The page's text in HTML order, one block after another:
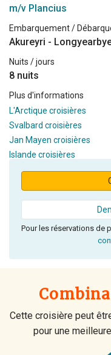
m/v Plancius
Embarquement /
Akureyri -
Nuits / jours
8 nuits
Plus d'informations
L'Arctique croisières
Svalbard croisières
Jan Mayen croisières
Islande croisières
Pour les réservations de
Cette croisière peut
pour une